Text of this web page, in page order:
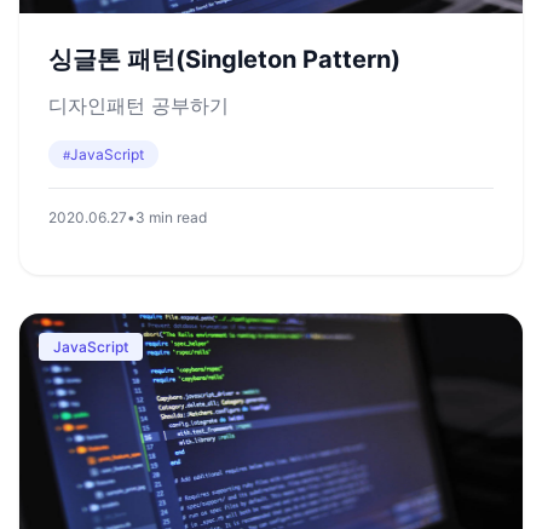
싱글톤 패턴(Singleton Pattern)
디자인패턴 공부하기
#JavaScript
2020.06.27•3 min read
JavaScript